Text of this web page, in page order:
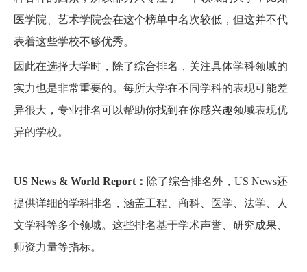
医学院、艺术学院会在这个榜单中名次较低，但这并不代
表着这些学校不够优秀。
因此在选择大学时，除了综合排名，关注具体学科领域的
实力也是非常重要的。每所大学在不同学科的表现可能差
异很大，专业排名可以帮助你找到在你感兴趣领域表现优
异的学校。
US News & World Report： 除了综合排名外，US News还
提供详细的学科排名，涵盖工程、商科、医学、法学、人
文学科等多个领域。这些排名基于学术声誉、研究成果、
师资力量等指标。